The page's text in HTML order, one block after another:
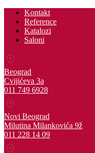
Kontakt
Reference
Katalozi
Saloni
Beograd
Cvijićeva 3a
011 749 6928
Novi Beograd
Milutina Milankovića 9ž
011 228 14 09